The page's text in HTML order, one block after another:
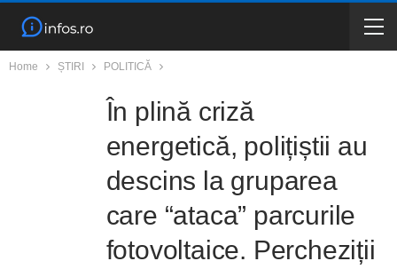
Home ȘTIRI POLITICĂ
În plină criză
energetică, polițiștii au
descins la gruparea
care “ataca” parcurile
fotovoltaice. Percheziții